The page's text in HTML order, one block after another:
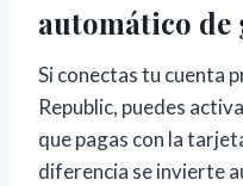
automático de
Si conectas tu cuenta
Republic, puedes
que pagas con la
diferencia se invierte